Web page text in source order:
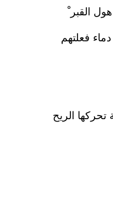
القبر
فعلتهم
الريح